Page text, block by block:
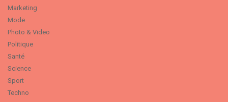
Marketing
Mode
Photo & Video
Politique
Santé
Science
Sport
Techno